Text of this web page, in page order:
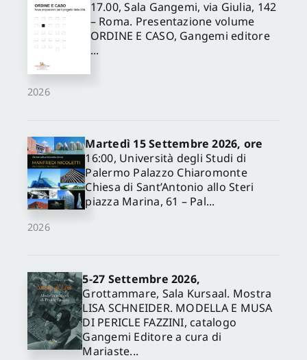
2026
17.00, Sala Gangemi, via Giulia, 142
– Roma. Presentazione volume
ORDINE E CASO, Gangemi editore
...
2026
Martedì 15 Settembre 2026, ore
16:00, Università degli Studi di
Palermo Palazzo Chiaromonte
Chiesa di Sant’Antonio allo Steri
piazza Marina, 61 – Pal...
5-27 Settembre 2026,
Grottammare, Sala Kursaal. Mostra
LISA SCHNEIDER. MODELLA E MUSA
DI PERICLE FAZZINI, catalogo
Gangemi Editore a cura di
Mariaste...